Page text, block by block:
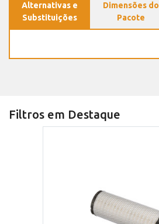
Alternativas e
Substituições
Dimensões do
Pacote
Filtros em Destaque